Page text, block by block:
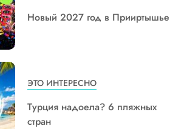
Новый 2027 год в Прииртышье
ЭТО ИНТЕРЕСНО
Турция надоела? 6 пляжных
стран